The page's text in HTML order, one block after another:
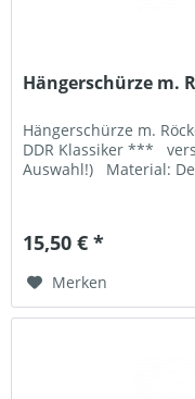
Hängerschürze m.
Hängerschürze m.
DDR Klassiker ***
Auswahl!) Material:
15,50 € *
Merken